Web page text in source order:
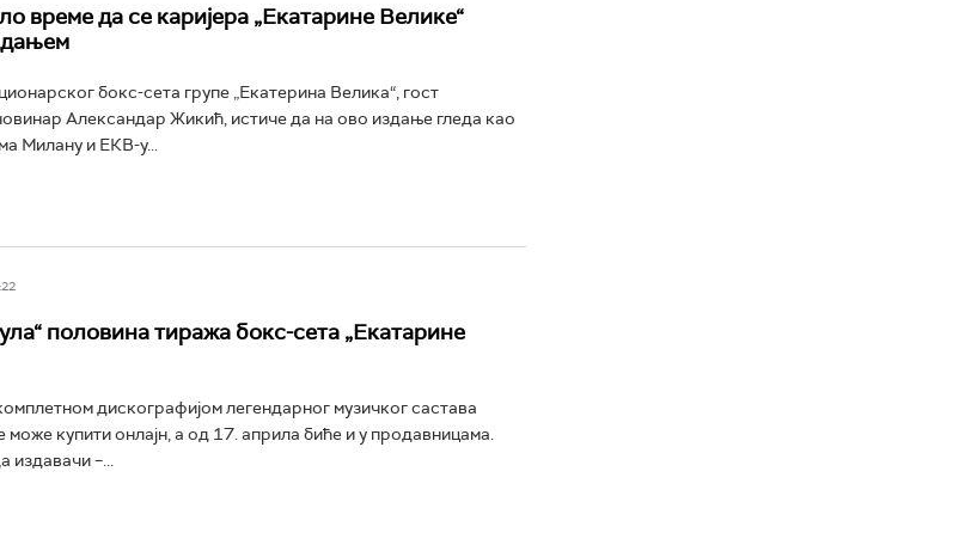
време да се каријера „Екатарине Велике“
бокс-сета групе „Екатерина Велика“, гост
Александар Жикић, истиче да на ово издање гледа као
Милану и ЕКВ-у...
половина тиража бокс-сета „Екатарине
дискографијом легендарног музичког састава
може купити онлајн, а од 17. априла биће и у продавницама.
–...